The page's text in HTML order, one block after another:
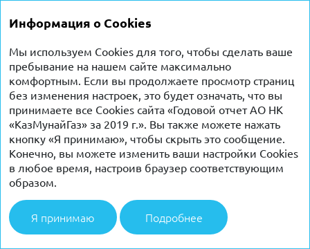
ОТЧЕТ 2019
КАПИТАЛЬНЫЕ ВЛОЖЕНИЯ
Капитальные вложения Компании в 2019 году
составили 505 млрд тенге (1 320 млн долл. США),
что на 19,5% меньше, чем в 2018 г. Капитальные
расходы включают в себя вложение средств
в инвестиционные проекты, на поддержание текущего
уровня производства и прочие затраты.
Информация о Cookies
Мы используем Cookies для того, чтобы сделать ваше
пребывание на нашем сайте максимально
комфортным. Если вы продолжаете просмотр страниц
без изменения настроек, это будет означать, что вы
принимаете все Cookies сайта «Годовой отчет АО НК
«КазМунайГаз» за 2019 г.». Вы также можете нажать
кнопку «Я принимаю», чтобы скрыть это сообщение.
Конечно, вы можете изменить ваши настройки Cookies
в любое время, настроив браузер соответствующим
образом.
Я принимаю Подробнее